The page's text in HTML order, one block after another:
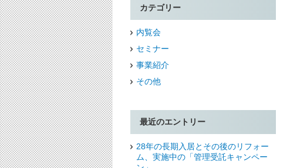
カテゴリー
内覧会
セミナー
事業紹介
その他
最近のエントリー
28年の長期入居とその後のリフォー
ム、実施中の「管理受託キャンペー